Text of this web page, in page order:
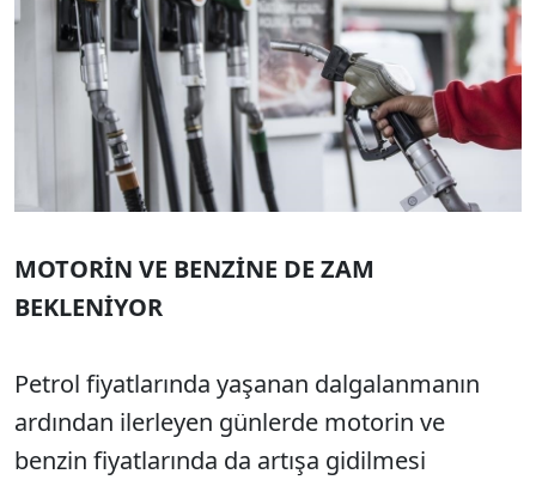
MOTORİN VE BENZİNE DE ZAM
BEKLENİYOR
Petrol fiyatlarında yaşanan dalgalanmanın
ardından ilerleyen günlerde motorin ve
benzin fiyatlarında da artışa gidilmesi